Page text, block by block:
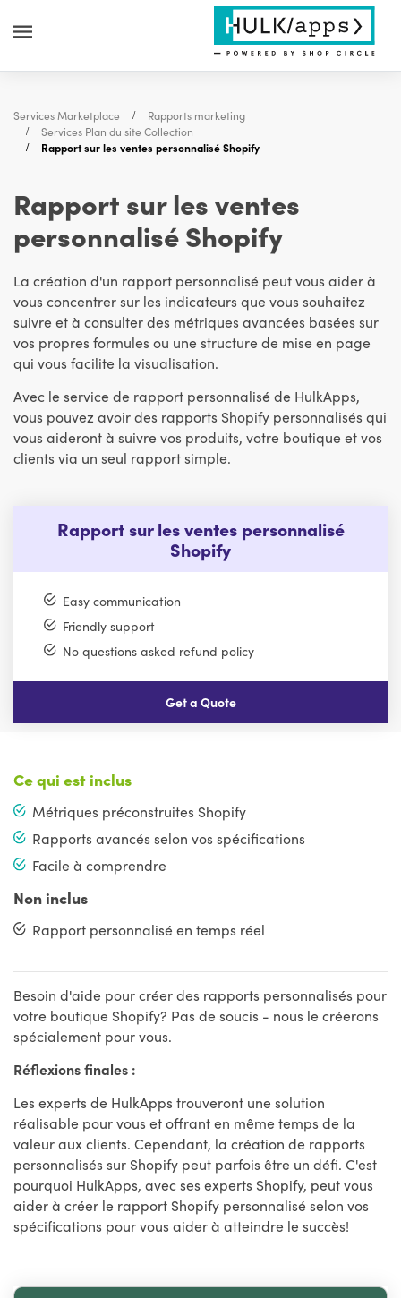
Services Marketplace
Rapports marketing
Services Plan du site Collection
Rapport sur les ventes personnalisé Shopify
Rapport sur les ventes
personnalisé Shopify
La création d'un rapport personnalisé peut vous aider à
vous concentrer sur les indicateurs que vous souhaitez
suivre et à consulter des métriques avancées basées sur
vos propres formules ou une structure de mise en page
qui vous facilite la visualisation.
Avec le service de rapport personnalisé de HulkApps,
vous pouvez avoir des rapports Shopify personnalisés qui
vous aideront à suivre vos produits, votre boutique et vos
clients via un seul rapport simple.
Rapport sur les ventes personnalisé
Shopify
Easy communication
Friendly support
No questions asked refund policy
Get a Quote
Ce qui est inclus
Métriques préconstruites Shopify
Rapports avancés selon vos spécifications
Facile à comprendre
Non inclus
Rapport personnalisé en temps réel
Besoin d'aide pour créer des rapports personnalisés pour
votre boutique Shopify? Pas de soucis - nous le créerons
spécialement pour vous.
Réflexions finales :
Les experts de HulkApps trouveront une solution
réalisable pour vous et offrant en même temps de la
valeur aux clients. Cependant, la création de rapports
personnalisés sur Shopify peut parfois être un défi. C'est
pourquoi HulkApps, avec ses experts Shopify, peut vous
aider à créer le rapport Shopify personnalisé selon vos
spécifications pour vous aider à atteindre le succès!